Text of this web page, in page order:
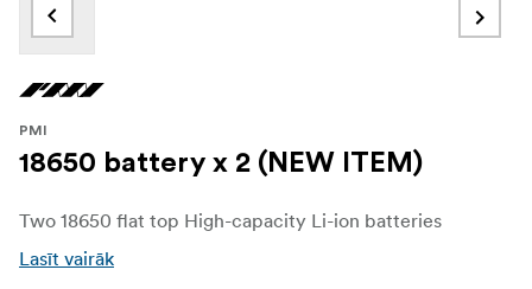
PMI
18650 battery x 2 (NEW ITEM)
Two 18650 flat top High-capacity Li-ion batteries
Lasīt vairāk